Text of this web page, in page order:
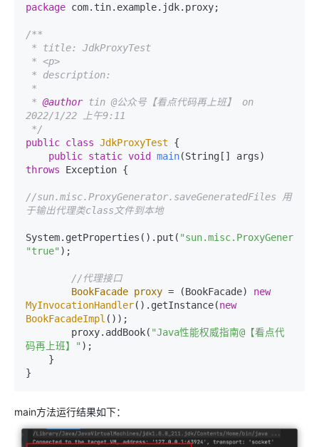
package com.tin.example.jdk.proxy;
/**
* @author tin @公众号【看点代码再上班】 on
2022/1/22 上午9:11
*/
public class JdkProxyTest {
public static void main(String[] args)
throws Exception {
//sun.misc.ProxyGenerator.saveGeneratedFiles 用
于输出代理类class文件到本地
System.getProperties().put(
"true" );
//代理接口
BookFacade proxy = (BookFacade) new
MyInvocationHandler().getInstance(new
BookFacadeImpl ());
        proxy.addBook(
"Java性能权威指南@【看点代
码再上班】" );
}
main方法运行结果如下：